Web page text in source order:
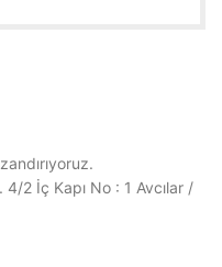
2 İç Kapı No : 1 Avcılar /